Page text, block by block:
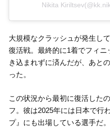
Nikita
大規模なクラッシュが発生し
復活戦。最終的に1着でフィ
き込まれずに済んだが、あと
った。
この状況から最初に復活した
フ。彼は2025年には日本で行
プ』にも出場している選手だ